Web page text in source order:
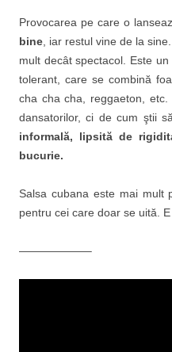
Provocarea pe care o
bine , iar restul vine de la
mult decât spectacol. Este
tolerant, care se combină
cha cha cha, reggaeton,
dansatorilor, ci de cum ştii
informală, lipsită de
bucurie.
Salsa cubana este mai mult
pentru cei care doar se uită.
——————–